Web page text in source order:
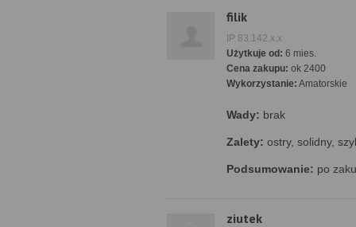
filik
IP 83.142.x.x
Użytkuje od: 6 mies.
Cena zakupu: ok 2400
Wykorzystanie: Amatorskie
Wady: brak
Zalety: ostry, solidny,
Podsumowanie: po
ziutek